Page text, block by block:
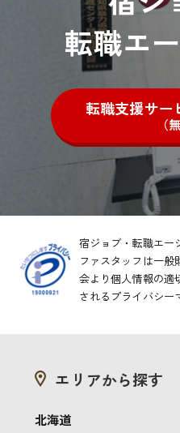
転職エ
転職支援サー
（
宿ジョブ・転職エー
ファスタッフは一
会より個人情報の適
されるプライバシー
エリアから探す
北海道